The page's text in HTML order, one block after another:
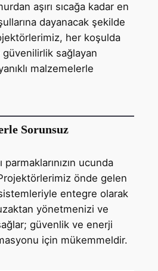
aşırı sıcağa kadar en
dayanacak şekilde
her koşulda
sağlayan
malzemelerle
Sorunsuz
parmaklarınızın ucunda
önde gelen
entegre olarak
yönetmenizi ve
güvenlik ve enerji
için mükemmeldir.